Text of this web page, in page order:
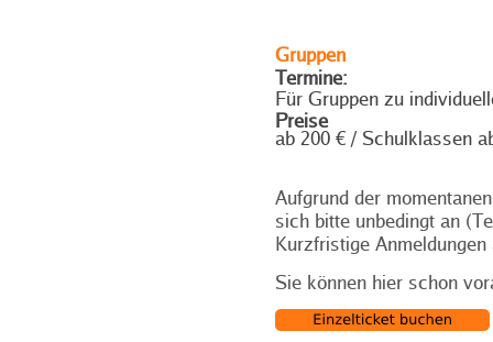
Gruppen
Termine:
Für Gruppen zu
Preise
ab 200 € / Schulklassen
Aufgrund der
sich bitte unbedingt an
Kurzfristige
Sie können hier schon